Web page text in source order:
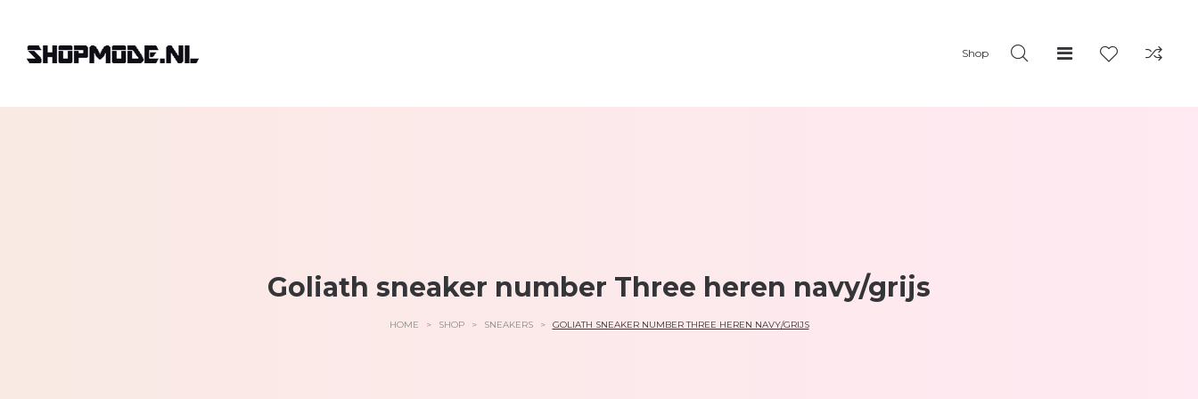
Shop
Goliath sneaker number Three heren navy/grijs
HOME > SHOP > SNEAKERS > GOLIATH SNEAKER NUMBER THREE HEREN NAVY/GRIJS